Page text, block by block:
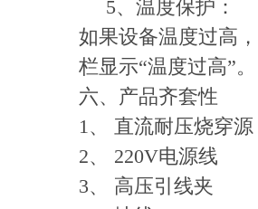
5、温度保护：
如果设备温度过高
栏显示“温度过高”。
六、产品齐套性
1、 直流耐
2、 220V
3、 高压